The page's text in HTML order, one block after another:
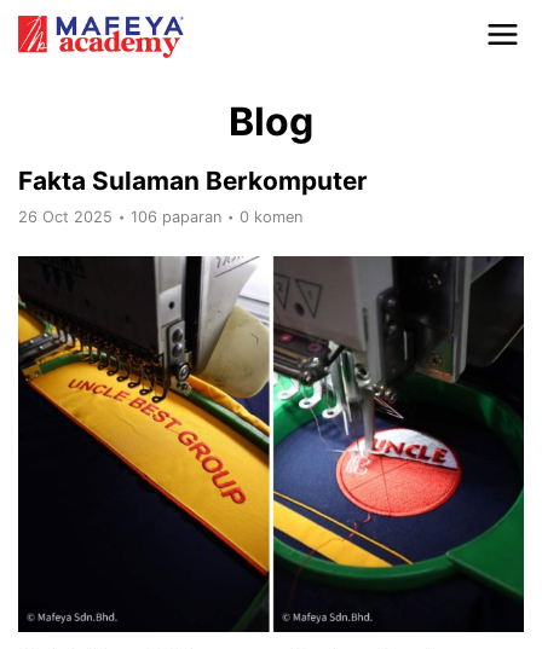
Blog
Fakta Sulaman Berkomputer
26 Oct 2025 • 106 paparan • 0 komen